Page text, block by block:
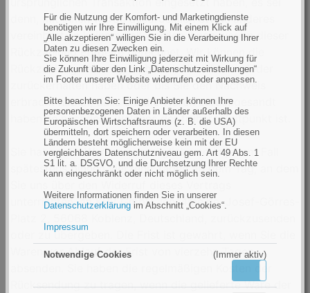
Für die Nutzung der Komfort- und Marketingdienste
benötigen wir Ihre Einwilligung. Mit einem Klick auf
„Alle akzeptieren“ willigen Sie in die Verarbeitung Ihrer
Daten zu diesen Zwecken ein.
Sie können Ihre Einwilligung jederzeit mit Wirkung für
die Zukunft über den Link „Datenschutzeinstellungen“
im Footer unserer Website widerrufen oder anpassen.
Bitte beachten Sie: Einige Anbieter können Ihre
personenbezogenen Daten in Länder außerhalb des
Europäischen Wirtschaftsraums (z. B. die USA)
übermitteln, dort speichern oder verarbeiten. In diesen
Ländern besteht möglicherweise kein mit der EU
vergleichbares Datenschutzniveau gem. Art 49 Abs. 1
S1 lit. a. DSGVO, und die Durchsetzung Ihrer Rechte
kann eingeschränkt oder nicht möglich sein.
Weitere Informationen finden Sie in unserer
Datenschutzerklärung im Abschnitt „Cookies“.
Impressum
Notwendige Cookies (Immer aktiv)
denn, mit Ihnen wurde ausdrücklich etwas anderes
vereinbart; in keinem Fall werden Ihnen wegen dieser
Rückzahlung Entgelte berechnet. Wir können die
Rückzahlung verweigern, bis wir die Waren wieder
zurückerhalten haben oder bis Sie den Nachweis
erbracht haben, dass Sie die Waren zurückgesandt
haben, je nachdem, welches der frühere Zeitpunkt ist.
Sie haben die Waren unverzüglich und in jedem Fall
spätestens binnen vierzehn Tagen ab dem Tag, an dem
unterrichten, an KPV GmbH, lens4me.de, Josef-Görres-
oder zu übergeben. Die Frist ist gewahrt, wenn Sie die
Waren vor Ablauf der Frist von vierzehn Tagen
Rücksendung zu tragen, wenn die gelieferte Ware der